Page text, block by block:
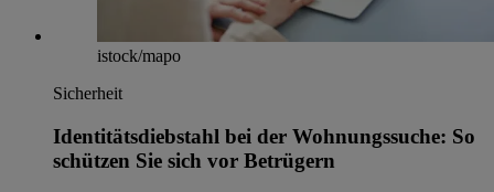
istock/mapo
Sicherheit
Identitätsdiebstahl bei der Wohnungssuche: So
schützen Sie sich vor Betrügern